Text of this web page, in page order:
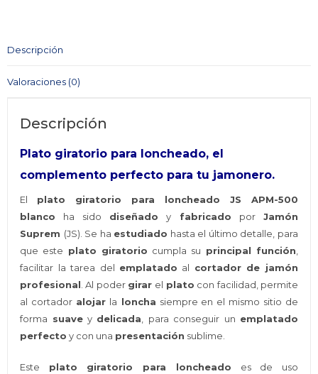
500
cantidad
Descripción
Valoraciones (0)
Descripción
Plato giratorio para loncheado, el
complemento perfecto para tu jamonero.
El plato giratorio para loncheado JS APM-500
blanco ha sido diseñado yfabricado por Jamón
Suprem (JS). Se ha estudiado hasta el último detalle, para
que este plato giratorio cumpla su principal función,
facilitar la tarea del emplatado al cortador de jamón
profesional. Al poder girar el plato con facilidad, permite
al cortador alojarla loncha siempre en el mismo sitio de
forma suavey delicada, para conseguir un emplatado
perfecto y con una presentación sublime.
Este plato giratorio para loncheado es de uso